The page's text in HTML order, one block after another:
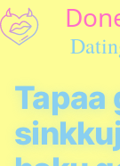
Tapaa